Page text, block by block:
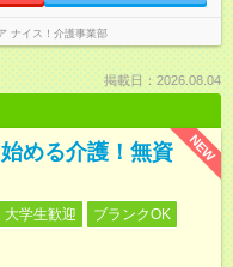
ナイス！介護事業部
掲載日：2026.08.04
NEW
める介護！無資
大学生歓迎
ブランクOK